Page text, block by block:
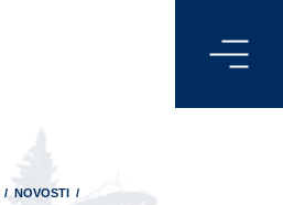
/ NOVOSTI /